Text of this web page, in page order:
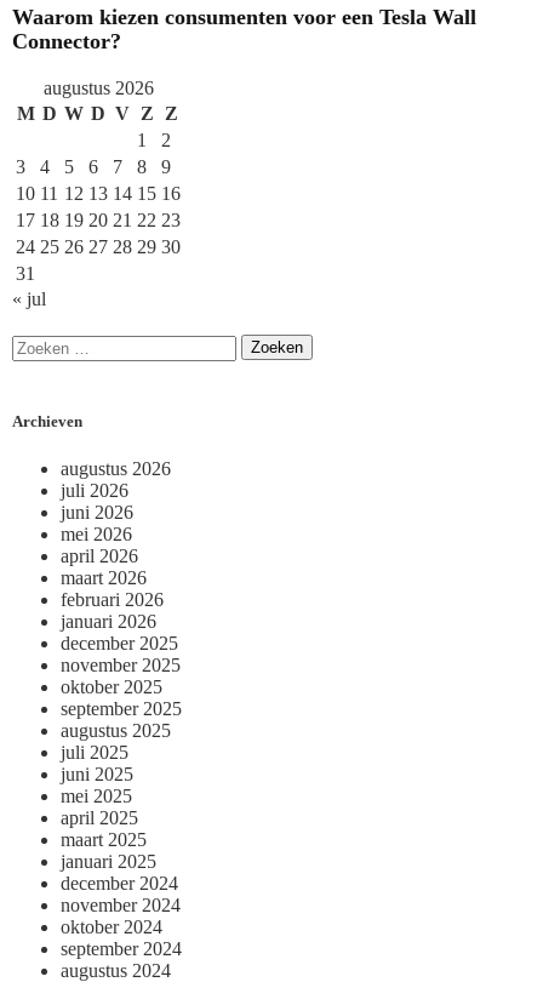
Waarom kiezen consumenten voor een Tesla Wall
Connector?
augustus 2026
M D W D V Z Z
1
2
3
4 5 6 7 8
9
10 11 12 13 14 15 16
17 18 19 20 21 22 23
24 25 26 27 28 29 30
31
« jul
Archieven
augustus 2026
juli 2026
juni 2026
mei 2026
april 2026
maart 2026
februari 2026
januari 2026
december 2025
november 2025
oktober 2025
september 2025
augustus 2025
juli 2025
juni 2025
mei 2025
april 2025
maart 2025
januari 2025
december 2024
november 2024
oktober 2024
september 2024
augustus 2024